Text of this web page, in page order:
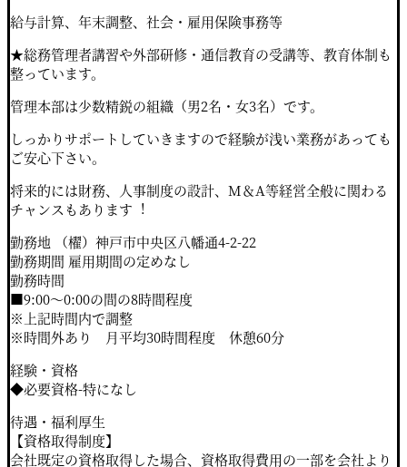
給与計算、年末調整、社会・雇⽤保険事務等
★総務管理者講習や外部研修・通信教育の受講等、教育体制も
整っています。
管理本部は少数精鋭の組織（男2名・⼥3名）です。
しっかりサポートしていきますので経験が浅い業務があっても
ご安⼼下さい。
将来的には財務、⼈事制度の設計、M＆A等経営全般に関わる
チャンスもあります ︕
勤務地 （櫂）神戸市中央区八幡通4-2-22
勤務期間 雇用期間の定めなし
勤務時間
■9:00～0:00の間の8時間程度
※上記時間内で調整
※時間外あり 月平均30時間程度 休憩60分
経験・資格
◆必要資格-特になし
待遇・福利厚生
【資格取得制度】
会社既定の資格取得した場合、資格取得費用の一部を会社より